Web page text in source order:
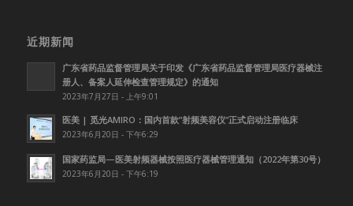
近期新闻
广东省药品监督管理局关于印发《广东省药品监督管理局医疗器械注
册人、备案人延伸检查管理规定》的通知
2023年7月27日 - 上午9:01
医美 | 觅光AMIRO：国内首款”射频美容仪”正式启动注册临床
2023年6月20日 - 下午6:29
国家药监局—医美射频器械按照医疗器械管理通知（2022年第30号）
2023年6月20日 - 下午6:19